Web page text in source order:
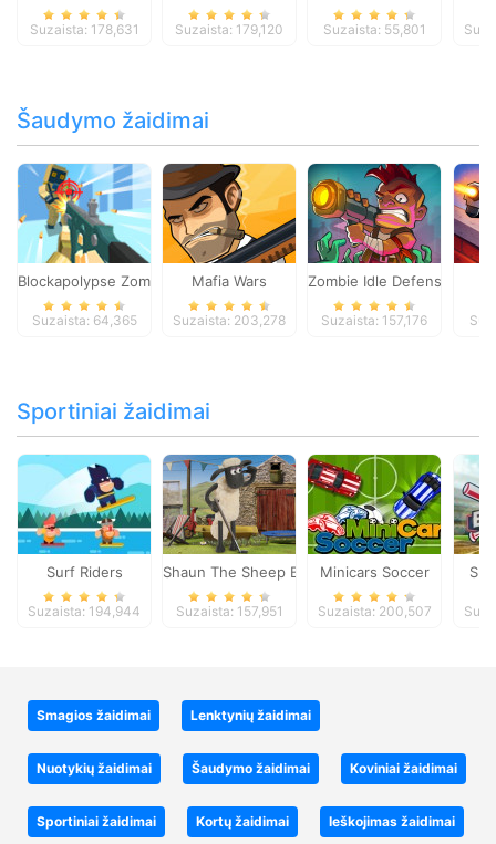
Suzaista: 178,631 Suzaista: 179,120 Suzaista: 55,801
Šaudymo žaidimai
Blockapolypse Zombie Shooter
Suzaista: 64,365
Mafia Wars
Suzaista: 203,278
Zombie Idle Defense
Suzaista: 157,176
Sportiniai žaidimai
Surf Riders
Suzaista: 194,944
Shaun The Sheep Baahmy Golf
Suzaista: 157,951
Minicars Soccer
Suzaista: 200,507
Smagios žaidimai Lenktynių žaidimai
Nuotykių žaidimai Šaudymo žaidimai Koviniai žaidimai
Sportiniai žaidimai Kortų žaidimai Ieškojimas žaidimai